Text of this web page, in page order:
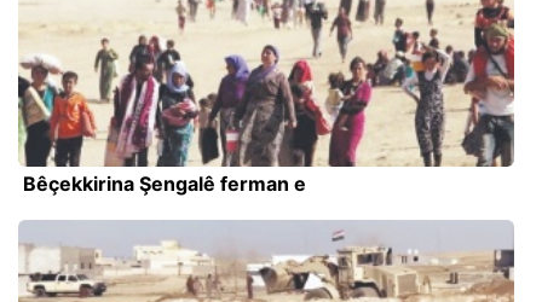
Bêçekkirina Şengalê ferman e